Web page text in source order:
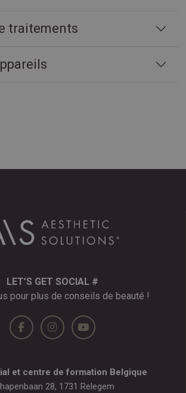
traitements
LET’S GET SOCIAL #
pour plus de conseils de beauté !
et centre de formation Belgique
28, 1731 Relegem